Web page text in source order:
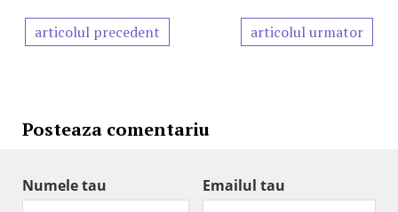
articolul precedent articolul urmator
Posteaza comentariu
Numele tau Emailul tau